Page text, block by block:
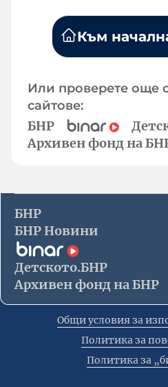
Към
Или проверете още
сайтове:
БНР
Архивен фонд на
БНР
БНР Новини
Детското.БНР
Архивен фонд на БНР
Общи условия за
Политика за
Политика за